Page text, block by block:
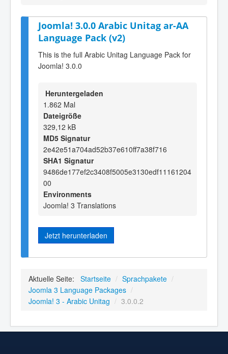
Joomla! 3.0.0 Arabic Unitag ar-AA
Language Pack (v2)
This is the full Arabic Unitag Language Pack for
Joomla! 3.0.0
Heruntergeladen
1.862 Mal
Dateigröße
329,12 kB
MD5 Signatur
2e42e51a704ad52b37e610ff7a38f716
SHA1 Signatur
9486de177ef2c3408f5005e3130edf11161204
00
Environments
Joomla! 3 Translations
Jetzt herunterladen
Aktuelle Seite: Startseite / Sprachpakete /
Joomla 3 Language Packages /
Joomla! 3 - Arabic Unitag / 3.0.0.2